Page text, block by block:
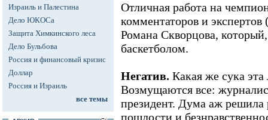
Израиль и Палестина
Дело ЮКОСа
Защита Химкинского леса
Дело Бульбова
Россия и финансовый кризис
Доллар
Россия и Израиль
все темы
Отличная работа на
комментаторов и
Романа Скворцова,
баскетболом.
Негатив. Какая же сука
Возмущаются все:
президент. Дума аж решила
пошлости и